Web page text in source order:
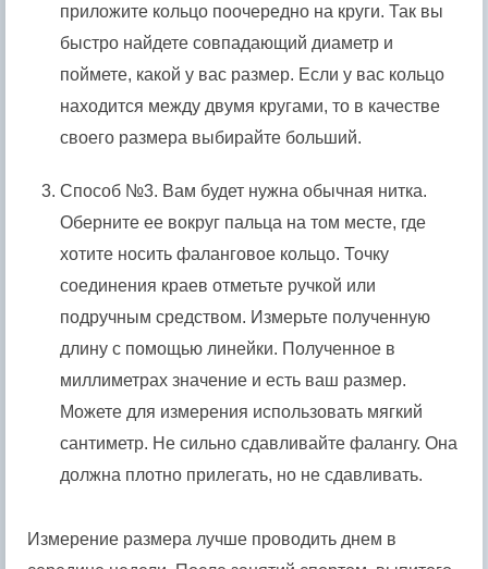
приложите кольцо поочередно на круги. Так вы
быстро найдете совпадающий диаметр и
поймете, какой у вас размер. Если у вас кольцо
находится между двумя кругами, то в качестве
своего размера выбирайте больший.
Способ №3. Вам будет нужна обычная нитка.
Оберните ее вокруг пальца на том месте, где
хотите носить фаланговое кольцо. Точку
соединения краев отметьте ручкой или
подручным средством. Измерьте полученную
длину с помощью линейки. Полученное в
миллиметрах значение и есть ваш размер.
Можете для измерения использовать мягкий
сантиметр. Не сильно сдавливайте фалангу. Она
должна плотно прилегать, но не сдавливать.
Измерение размера лучше проводить днем в